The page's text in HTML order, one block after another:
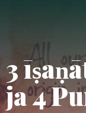
3
ja 4